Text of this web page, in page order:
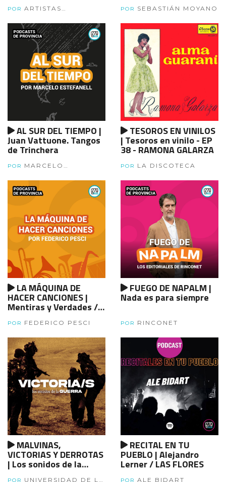
POR ARTISTAS
POR SEBASTIÁN MOYANO
AL SUR DEL TIEMPO |
Juan Vattuone. Tangos
de Trinchera
POR
MARCELO
TESOROS EN VINILOS
| Tesoros en vinilo - EP
38 - RAMONA GALARZA
POR LA DISCOTECA
LA MÁQUINA DE
HACER CANCIONES |
Mentiras y Verdades /
Ezequiel Rafart
POR FEDERICO PESCI
FUEGO DE NAPALM |
Nada es para siempre
POR RINCONET
MALVINAS,
VICTORIAS Y DERROTAS
| Los sonidos de la
guerra: victorias |
POR UNIVERSIDAD DE LA
RECITAL EN TU
PUEBLO | Alejandro
Lerner / LAS FLORES
POR ALE BIDART